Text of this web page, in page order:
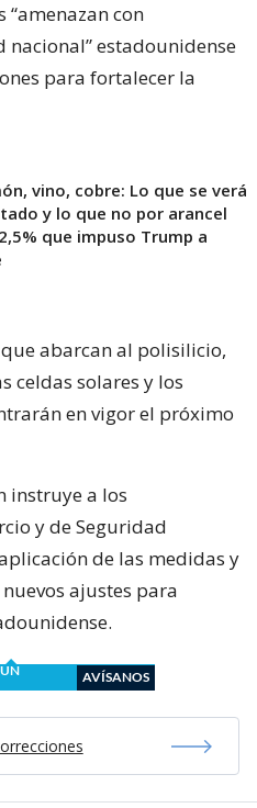
con
estadounidense
para fortalecer la
vino, cobre: Lo que se verá
y lo que no por arancel
que impuso Trump a
abarcan al polisilicio,
celdas solares y los
en vigor el próximo
instruye a los
y de Seguridad
de las medidas y
ajustes para
AVÍSANOS